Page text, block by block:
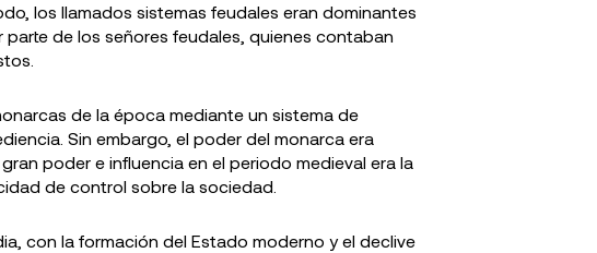
los llamados sistemas feudales eran dominantes
de los señores feudales, quienes contaban
de la época mediante un sistema de
Sin embargo, el poder del monarca era
poder e influencia en el periodo medieval era la
de control sobre la sociedad.
con la formación del Estado moderno y el declive